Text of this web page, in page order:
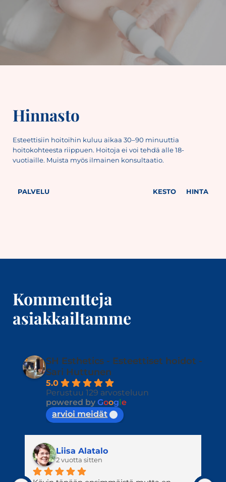
Hinnasto
Esteettisiin hoitoihin kuluu aikaa 30–90 minuuttia
hoitokohteesta riippuen. Hoitoja ei voi tehdä alle 18-
vuotiaille. Muista myös ilmainen konsultaatio.
PALVELU KESTO HINTA
Kommentteja
asiakkailtamme
SH Esthetics - Esteettiset hoidot -
Sari Huttunen
5.0
Perustuu 129 arvosteluun
powered by Goog e
arvioi meidät
Aila Räisänen
2 vuotta sitten